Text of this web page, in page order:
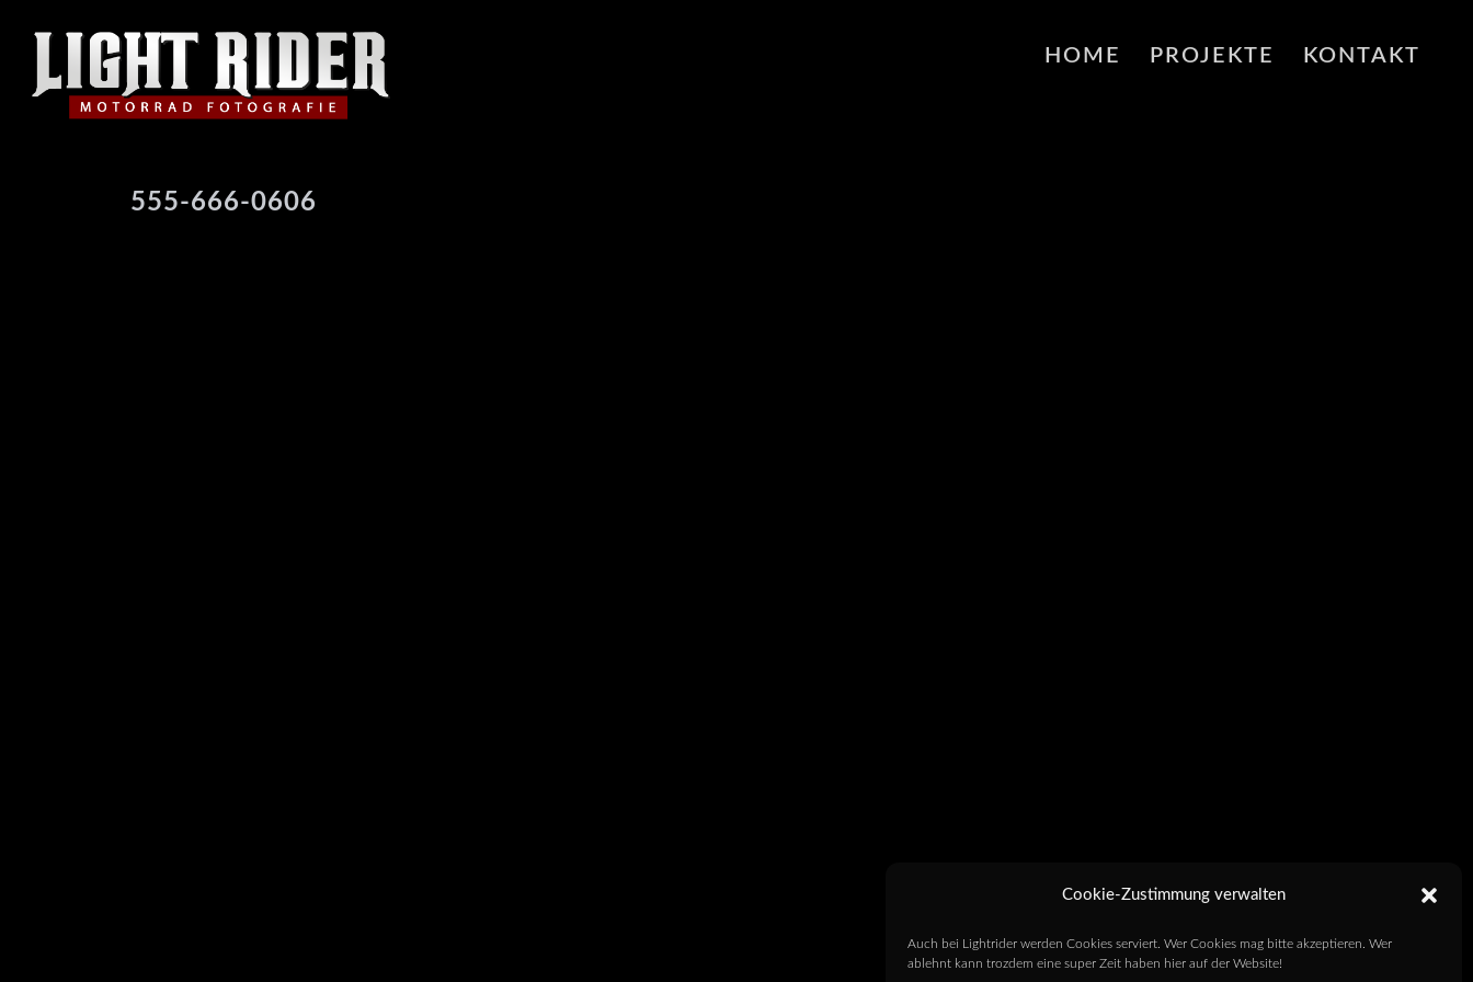
Cookie-Zustimmung verwalten
Auch bei Lightrider werden Cookies serviert. Wer Cookies mag bitte akzeptieren. Wer
ablehnt kann trozdem eine super Zeit haben hier auf der Website!
HOME PROJEKTE KONTAKT
555-666-0606